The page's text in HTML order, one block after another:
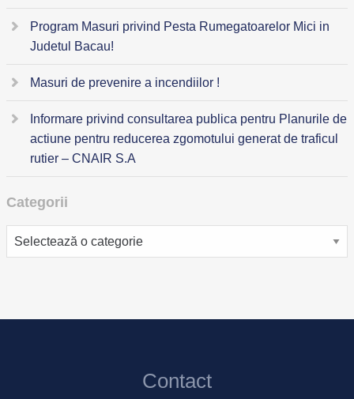
Program Masuri privind Pesta Rumegatoarelor Mici in
Judetul Bacau!
Masuri de prevenire a incendiilor !
Informare privind consultarea publica pentru Planurile de
actiune pentru reducerea zgomotului generat de traficul
rutier – CNAIR S.A
Categorii
Categorii
Contact